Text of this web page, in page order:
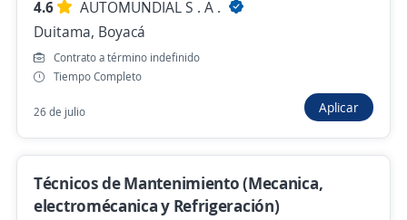
$ 3.300.000,00 (Mensual)
Ayer
Asesor de Ventas
Duitama, Boyacá
$ 2.500.000,00 (Mensual)
4.6
AUTOMUNDIAL S . A .
Duitama, Boyacá
Contrato a término indefinido
Tiempo Completo
26 de julio Aplicar
Técnicos de Mantenimiento (Mecanica,
electromécanica y Refrigeración)